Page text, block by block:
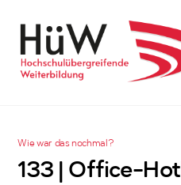
content
Wie war das nochmal?
133 | Office-